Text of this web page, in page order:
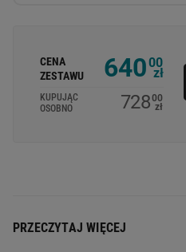
CENA
ZESTAWU
64000
zł
KUPUJĄC
OSOBNO
72800
zł
PRZECZYTAJ WIĘCEJ